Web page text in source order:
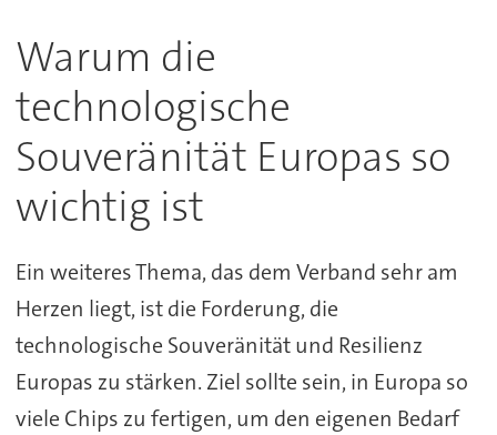
Warum die
technologische
Souveränität Europas so
wichtig ist
Ein weiteres Thema, das dem Verband sehr am
Herzen liegt, ist die Forderung, die
technologische Souveränität und Resilienz
Europas zu stärken. Ziel sollte sein, in Europa so
viele Chips zu fertigen, um den eigenen Bedarf